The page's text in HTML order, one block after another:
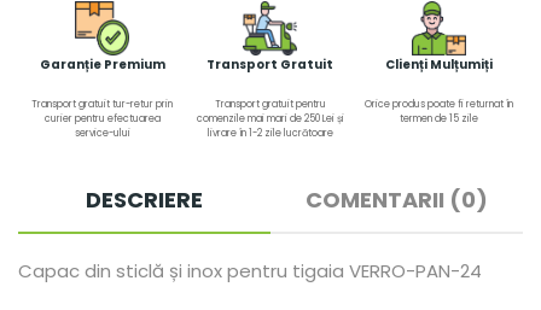
Garanție Premium
Transport gratuit tur-retur prin
curier pentru efectuarea
service-ului
Transport Gratuit
Transport gratuit pentru
comenzile mai mari de 250 Lei și
livrare în 1-2 zile lucrătoare
Clienți Mulțumiți
Orice produs poate fi returnat în
termen de 15 zile
DESCRIERE COMENTARII (0)
Capac din sticlă și inox pentru tigaia VERRO-PAN-24